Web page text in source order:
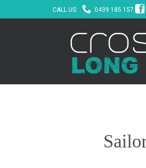
CALL US:  0439 185 157 